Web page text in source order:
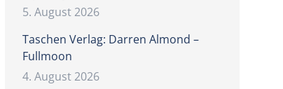
5. August 2026
Taschen Verlag: Darren Almond –
Fullmoon
4. August 2026